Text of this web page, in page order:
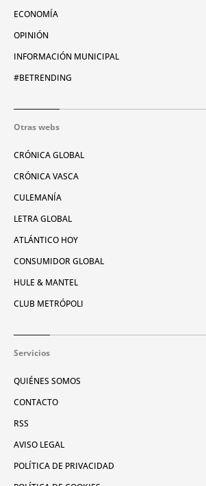
ECONOMÍA
OPINIÓN
INFORMACIÓN MUNICIPAL
#BETRENDING
Otras webs
CRÓNICA GLOBAL
CRÓNICA VASCA
CULEMANÍA
LETRA GLOBAL
ATLÁNTICO HOY
CONSUMIDOR GLOBAL
HULE & MANTEL
CLUB METRÓPOLI
Servicios
QUIÉNES SOMOS
CONTACTO
RSS
AVISO LEGAL
POLÍTICA DE PRIVACIDAD